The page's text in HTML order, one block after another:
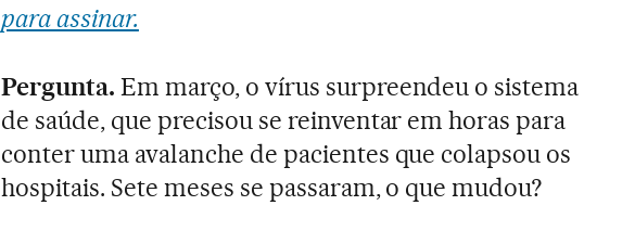
para assinar.
Pergunta. Em março, o vírus surpreendeu o sistema
de saúde, que precisou se reinventar em horas para
conter uma avalanche de pacientes que colapsou os
hospitais. Sete meses se passaram, o que mudou?